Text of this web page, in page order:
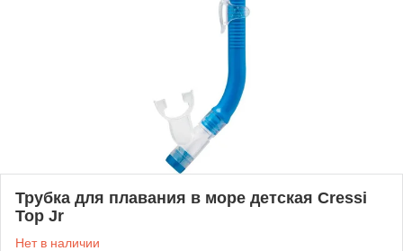
Трубка для плавания в море детская Cressi
Top Jr
Нет в наличии